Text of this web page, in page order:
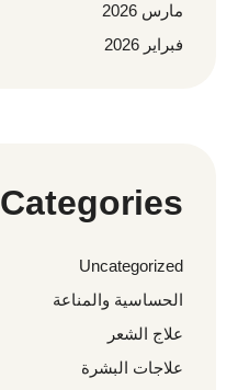
مارس 2026
فبراير 2026
Categories
Uncategorized
الحساسية والمناعة
علاج الشعر
علاجات البشرة